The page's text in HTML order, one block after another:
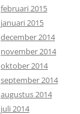
februari 2015
januari 2015
december 2014
november 2014
oktober 2014
september 2014
augustus 2014
juli 2014